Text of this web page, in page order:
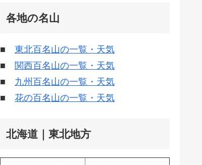
各地の名山
■ 東北百名山の一覧・天気
■ 関西百名山の一覧・天気
■ 九州百名山の一覧・天気
■ 花の百名山の一覧・天気
北海道｜東北地方